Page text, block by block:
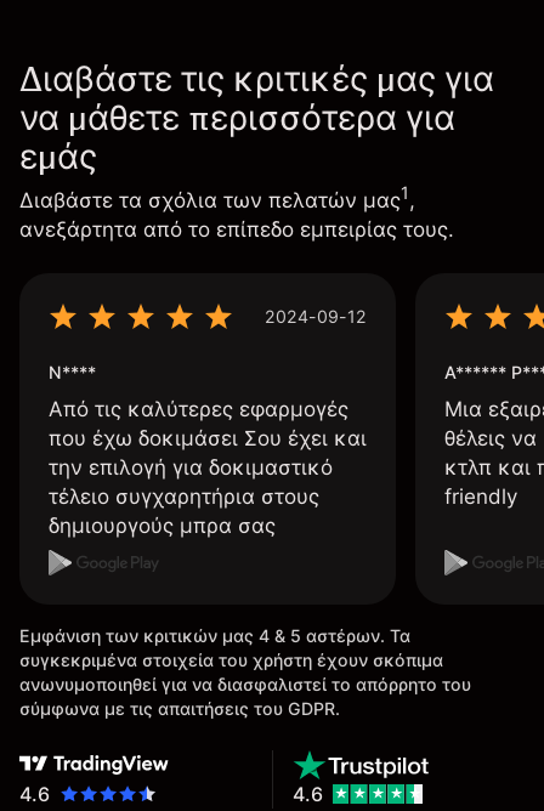
Διαβάστε τις κριτικές μας για
να μάθετε περισσότερα για
εμάς
Διαβάστε τα σχόλια των πελατών μας1,
ανεξάρτητα από το επίπεδο εμπειρίας τους.
2024-09-12
N****
Από τις καλύτερες εφαρμογές
που έχω δοκιμάσει Σου έχει και
την επιλογή για δοκιμαστικό
τέλειο συγχαρητήρια στους
δημιουργούς μπρα σας
A******
Μια
θέλεις
κτλπ και
friendly
Εμφάνιση των κριτικών μας 4 & 5 αστέρων. Τα
συγκεκριμένα στοιχεία του χρήστη έχουν σκόπιμα
ανωνυμοποιηθεί για να διασφαλιστεί το απόρρητο του
σύμφωνα με τις απαιτήσεις του GDPR.
4.6 4.6